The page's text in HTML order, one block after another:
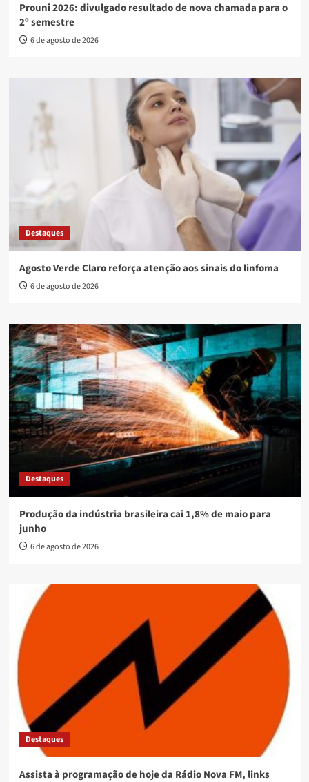
Prouni 2026: divulgado resultado de nova chamada para o
2º semestre
6 de agosto de 2026
Destaques
Agosto Verde Claro reforça atenção aos sinais do linfoma
6 de agosto de 2026
Destaques
Produção da indústria brasileira cai 1,8% de maio para
junho
6 de agosto de 2026
Destaques
Assista à programação de hoje da Rádio Nova FM, links